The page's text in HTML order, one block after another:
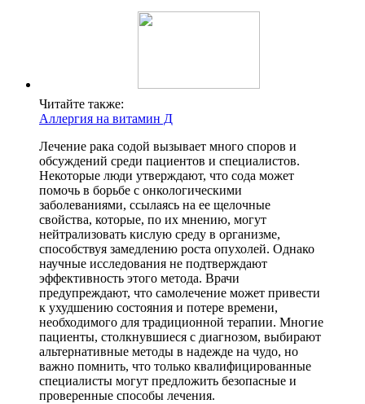
Читайте также:
Аллергия на витамин Д
Лечение рака содой вызывает много споров и
обсуждений среди пациентов и специалистов.
Некоторые люди утверждают, что сода может
помочь в борьбе с онкологическими
заболеваниями, ссылаясь на ее щелочные
свойства, которые, по их мнению, могут
нейтрализовать кислую среду в организме,
способствуя замедлению роста опухолей. Однако
научные исследования не подтверждают
эффективность этого метода. Врачи
предупреждают, что самолечение может привести
к ухудшению состояния и потере времени,
необходимого для традиционной терапии. Многие
пациенты, столкнувшиеся с диагнозом, выбирают
альтернативные методы в надежде на чудо, но
важно помнить, что только квалифицированные
специалисты могут предложить безопасные и
проверенные способы лечения.